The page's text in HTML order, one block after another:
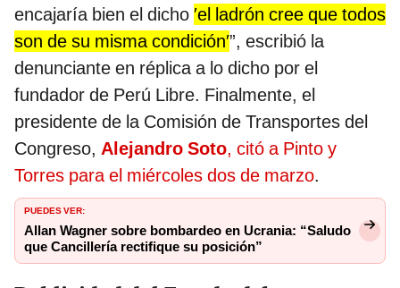
encajaría bien el dicho ′el ladrón cree que todos
son de su misma condición′”, escribió la
denunciante en réplica a lo dicho por el
fundador de Perú Libre. Finalmente, el
presidente de la Comisión de Transportes del
Congreso, Alejandro Soto, citó a Pinto y
Torres para el miércoles dos de marzo.
PUEDES VER:
Allan Wagner sobre bombardeo en Ucrania: “Saludo
que Cancillería rectifique su posición”